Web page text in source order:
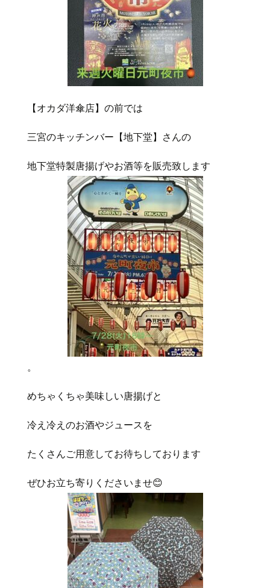
【オカダ洋傘店】の前では
三宮のキッチンバー【地下堂】さんの
地下堂特製唐揚げやお酒等を販売致します
。
めちゃくちゃ美味しい唐揚げと
冷え冷えのお酒やジュースを
たくさんご用意してお待ちしております
ぜひお立ち寄りくださいませ😊